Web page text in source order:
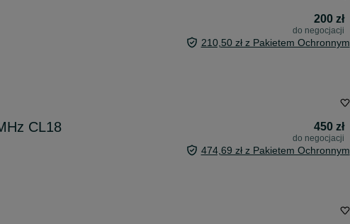
200 zł
do negocjacji
210,50 zł z Pakietem Ochronnym
CL18 450 zł
do negocjacji
474,69 zł z Pakietem Ochronnym